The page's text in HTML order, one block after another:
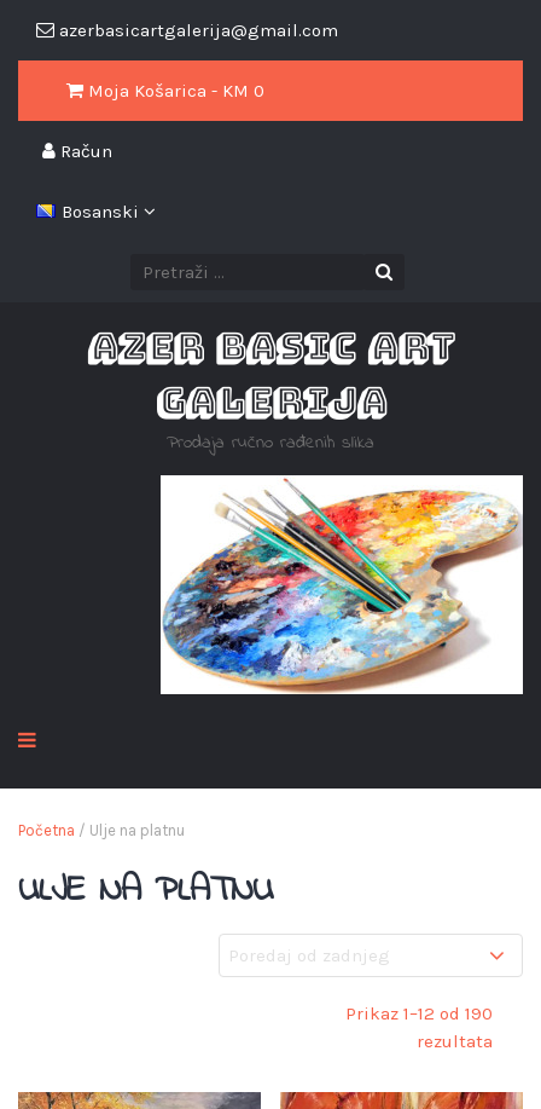
azerbasicartgalerija@gmail.com
Moja Košarica - KM 0
Račun
Bosanski
AZER BASIC ART
GALERIJA
Prodaja ručno rađenih slika
Početna / Ulje na platnu
ULJE NA PLATNU
Prikaz 1–12 od 190
rezultata